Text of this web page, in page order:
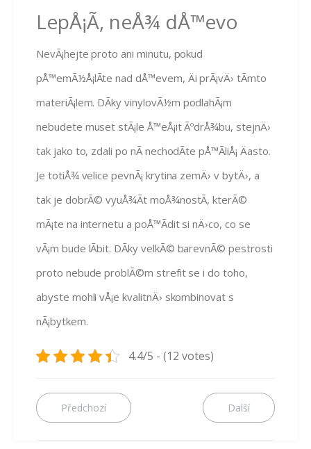
LepÅ¡Ã­, neÅ¾ dÅ™evo
NevÃ¡hejte proto ani minutu, pokud
pÅ™emÃ½Å¡lÃ­te nad dÅ™evem, Äi prÃ¡vÄ› tÃ­mto
materiÃ¡lem. DÃ­kyvinylovÃ½m podlahÃ¡m
nebudete muset stÃ¡le Å™eÅ¡it ÃºdrÅ¾bu, stejnÄ›
tak jako to, zdali po nÃ­ nechodÃ­te pÅ™Ã­liÅ¡ Äasto.
Je totiÅ¾ velice pevnÃ¡ krytina zemÄ› v bytÄ›, a
tak je dobrÃ© vyuÅ¾Ã­t moÅ¾nostÃ­, kterÃ©
mÃ¡te na internetu a poÅ™Ã­dit si nÄ›co, co se
vÃ¡m bude lÃ­bit. DÃ­ky velkÃ© barevnÃ© pestrosti
proto nebude problÃ©m strefit se i do toho,
abyste mohli vÅ¡e kvalitnÄ› skombinovat s
nÃ¡bytkem.
4.4/5 - (12 votes)
Navigace
pro
PředchozíPředchozí
příspěvek:
DalšíDalší
příspěvek: